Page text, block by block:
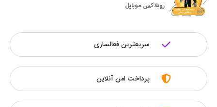
روبلاکس موبایل
سریعترین فعالسازی
پرداخت امن آنلاین